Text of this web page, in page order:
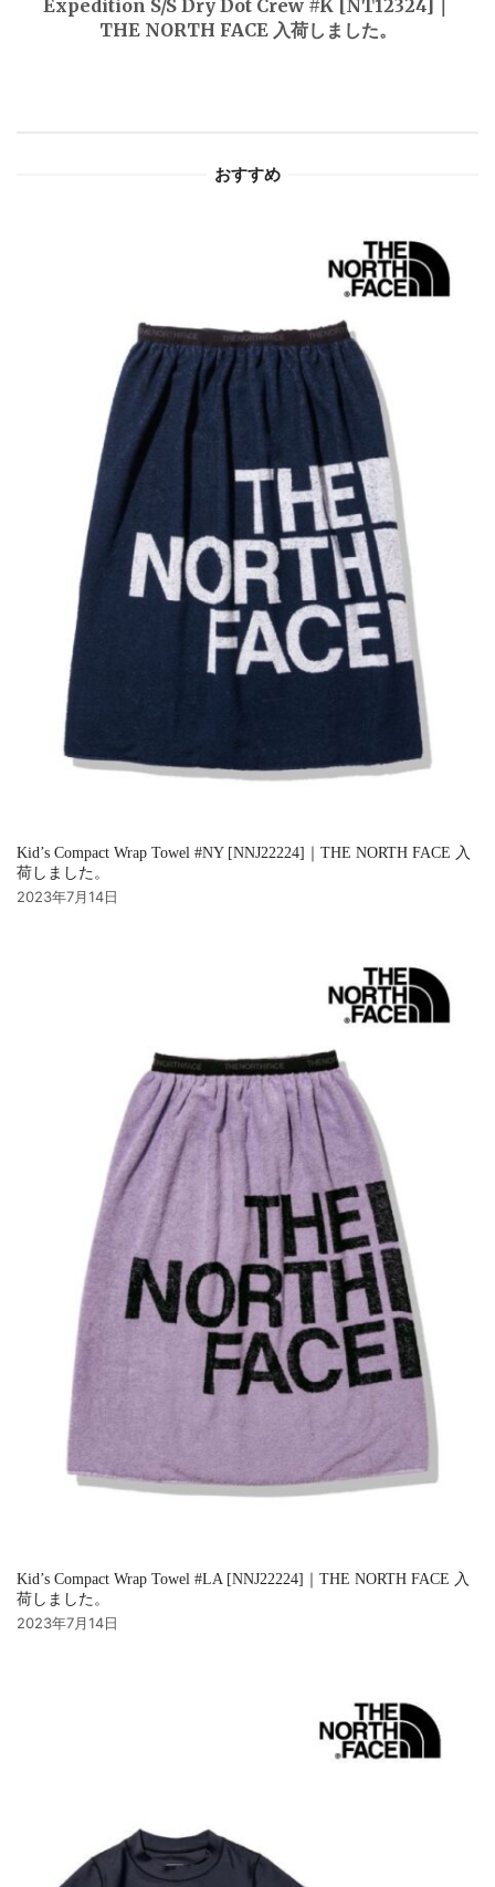
Expedition S/S Dry Dot Crew #K [NT12324]｜
THE NORTH FACE 入荷しました。
おすすめ
Kid’s Compact Wrap Towel #NY [NNJ22224]｜THE NORTH FACE 入
荷しました。
2023年7月14日
Kid’s Compact Wrap Towel #LA [NNJ22224]｜THE NORTH FACE 入
荷しました。
2023年7月14日